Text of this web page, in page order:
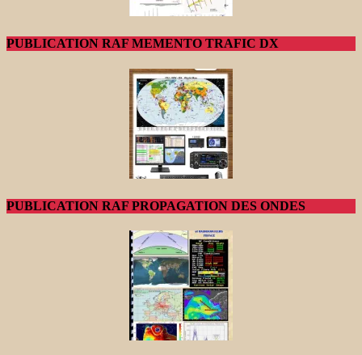
PUBLICATION RAF MEMENTO TRAFIC DX
PUBLICATION RAF PROPAGATION DES ONDES